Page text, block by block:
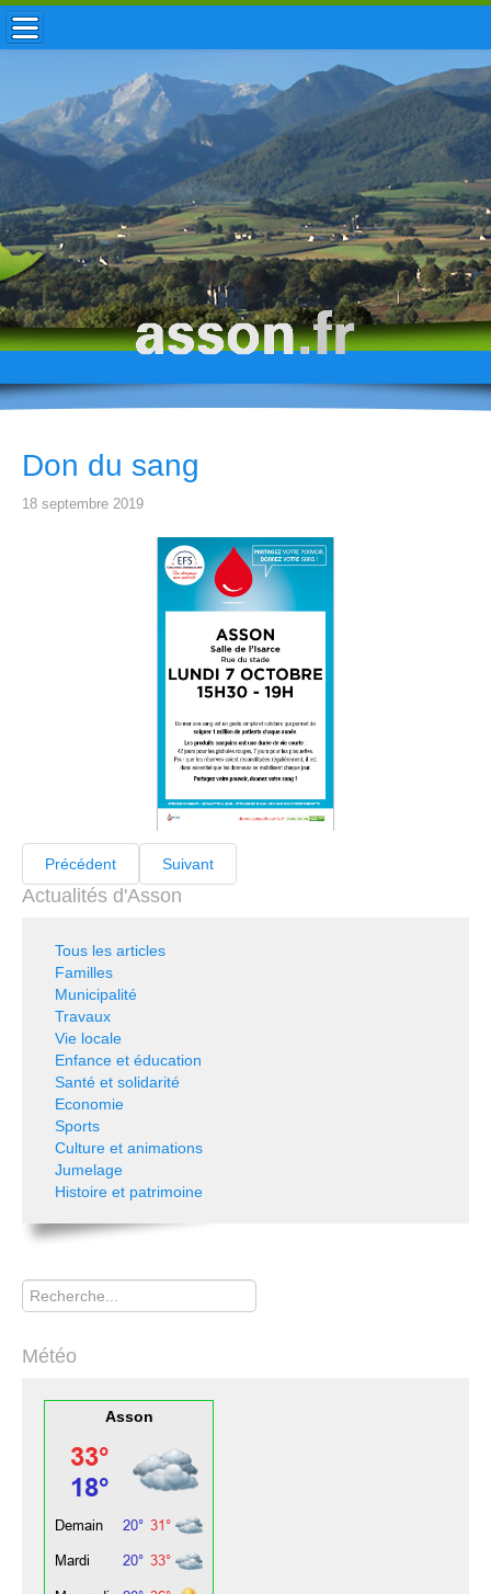
ACCUEIL / INFOS
MUNICIPALITÉ
VIE LOCALE
ENFANCE
TOURISME
HISTOIRE
Don du sang
18 septembre 2019
Précédent Suivant
Actualités d'Asson
Tous les articles
Familles
Municipalité
Travaux
Vie locale
Enfance et éducation
Santé et solidarité
Economie
Sports
Culture et animations
Jumelage
Histoire et patrimoine
Rechercher
Météo
Asson